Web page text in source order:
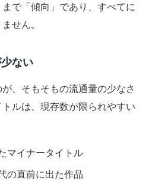
で「傾向」であり、すべてに
せん。
ない
、そもそもの流通量の少なさ
ルは、現存数が限られやすい
マイナータイトル
の直前に出た作品